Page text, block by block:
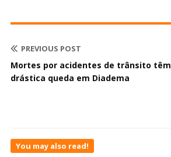
PREVIOUS POST
Mortes por acidentes de trânsito têm
drástica queda em Diadema
You may also read!